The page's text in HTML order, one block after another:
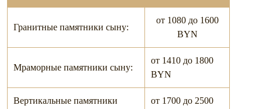
Гранитные памятники сыну:
от 1080 до 1600
BYN
Мраморные памятники сыну:
от 1410 до 1800
BYN
Вертикальные памятники
от 1700 до 2500